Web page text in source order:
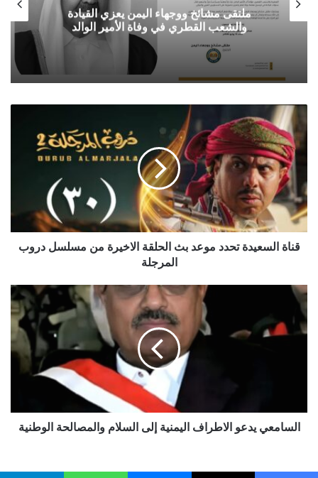
ملتقى مشائخ ووجهاء اليمن يعزي القيادة
والشعب القطري في وفاة الأمير الوالد
قناة
السعيدة
تحدد
موعد
الحلقة
الاخيرة
من
مسلسل
دروب
قناة السعيدة تحدد موعد بث الحلقة الاخيرة من مسلسل دروب
المرجلة
السامعي
يدعو
الاطراف
اليمنية
السامعي يدعو الاطراف اليمنية إلى السلام والمصالحة الوطنية